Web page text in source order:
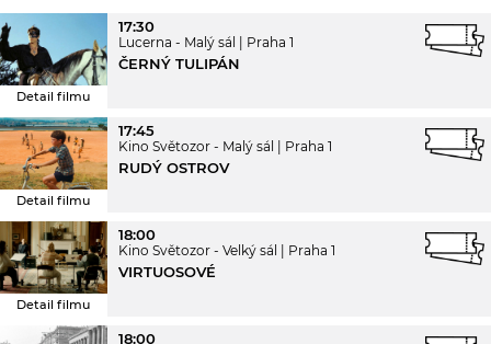
Detail filmu
17:30
Lucerna - Malý sál Praha 1
ČERNÝ TULIPÁN
Detail filmu
17:45
Kino Světozor - Malý sál Praha 1
RUDÝ OSTROV
Detail filmu
18:00
Kino Světozor - Velký sál Praha 1
VIRTUOSOVÉ
18:00